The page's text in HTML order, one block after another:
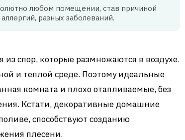
любом помещении, став причиной
разных заболеваний.
из спор, которые размножаются в воздухе.
и теплой среде. Поэтому идеальные
комната и плохо отапливаемые, без
Кстати, декоративные домашние
способствуют созданию
плесени.